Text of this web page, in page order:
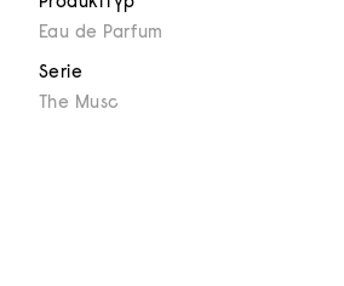
Eau de Parfum
Serie
The Musc